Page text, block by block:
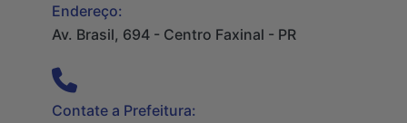
Endereço:
Av. Brasil, 694 - Centro Faxinal - PR
Contate a Prefeitura: